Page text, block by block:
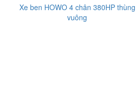
Xe ben HOWO 4 chân 380HP thùng
vuông